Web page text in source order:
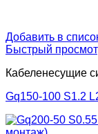
Добавить в
Быстрый
Кабеленесущие
Gq150-100 S1.2